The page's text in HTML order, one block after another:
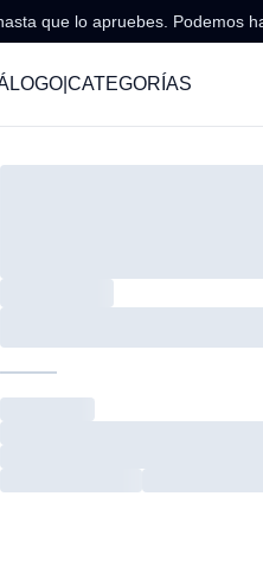
que lo apruebes. Podemos
| CATEGORÍAS